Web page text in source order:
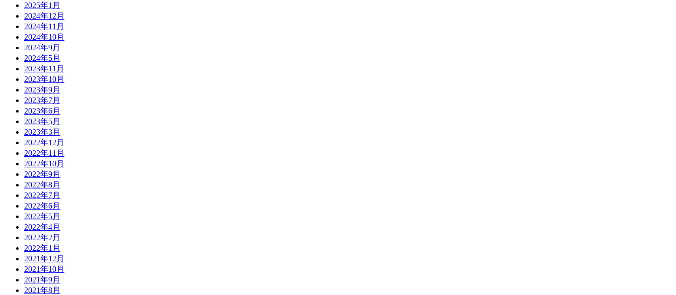
2025年1月
2024年12月
2024年11月
2024年10月
2024年9月
2024年5月
2023年11月
2023年10月
2023年9月
2023年7月
2023年6月
2023年5月
2023年3月
2022年12月
2022年11月
2022年10月
2022年9月
2022年8月
2022年7月
2022年6月
2022年5月
2022年4月
2022年2月
2022年1月
2021年12月
2021年10月
2021年9月
2021年8月